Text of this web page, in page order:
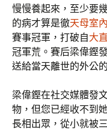
慢慢養起來，至少要
的病才算是徹天母室
賽事冠軍，打破自大
冠軍荒。賽后梁偉鏗
送給當天離世的外公
梁偉鏗在社交媒體發
物，但您已經收不到
長相出眾，從小就被